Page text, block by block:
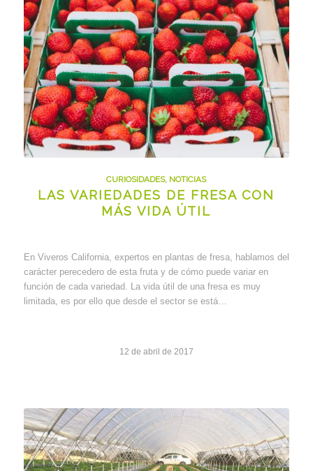
CURIOSIDADES, NOTICIAS
LAS VARIEDADES DE FRESA CON
MÁS VIDA ÚTIL
En Viveros California, expertos en plantas de fresa, hablamos del
carácter perecedero de esta fruta y de cómo puede variar en
función de cada variedad. La vida útil de una fresa es muy
limitada, es por ello que desde el sector se está…
12 de abril de 2017